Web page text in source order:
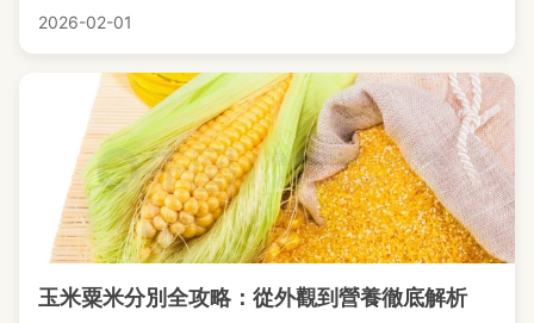
2026-02-01
玉米粟米分別全攻略：從外觀到營養徹底解析